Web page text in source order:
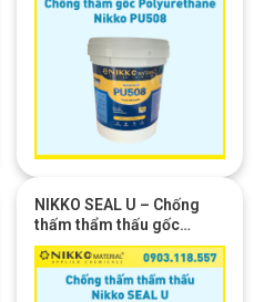
NIKKO SEAL U – Chống
thấm thẩm thấu gốc
siloxane